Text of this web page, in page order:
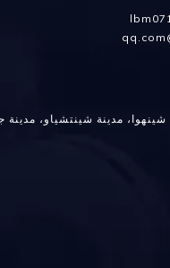
طريق شينهوا، مدينة شينتشياو،